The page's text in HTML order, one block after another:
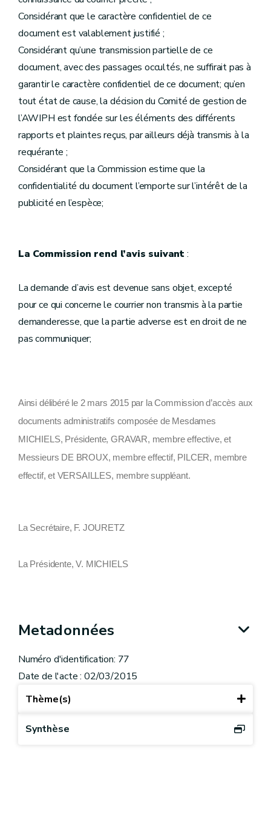
Considérant que le caractère confidentiel de ce
document est valablement justifié ;
Considérant qu’une transmission partielle de ce
document, avec des passages occultés, ne suffirait pas à
garantir le caractère confidentiel de ce document; qu’en
tout état de cause, la décision du Comité de gestion de
l’AWIPH est fondée sur les éléments des différents
rapports et plaintes reçus, par ailleurs déjà transmis à la
requérante ;
Considérant que la Commission estime que la
confidentialité du document l’emporte sur l’intérêt de la
publicité en l’espèce;
La Commission rend l’avis suivant:
La demande d’avis est devenue sans objet, excepté
pour ce qui concerne le courrier non transmis à la partie
demanderesse, que la partie adverse est en droit de ne
pas communiquer;
Ainsi délibéré le 2 mars 2015 par la Commission d’accès aux
documents administratifs composée de Mesdames
MICHIELS, Présidente, GRAVAR, membre effective, et
Messieurs DE BROUX, membre effectif, PILCER, membre
effectif, et VERSAILLES, membre suppléant.
La Secrétaire, F. JOURETZ
La Présidente, V. MICHIELS
Metadonnées
Numéro d'identification: 77
Date de l'acte : 02/03/2015
Thème(s)
Synthèse